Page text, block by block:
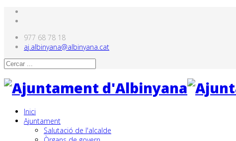
977 68 78 18
aj.albinyana@albinyana.cat
Inici
Ajuntament
Salutació de l'alcalde